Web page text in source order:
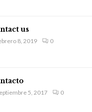
us
8, 2019 0
5, 2017 0